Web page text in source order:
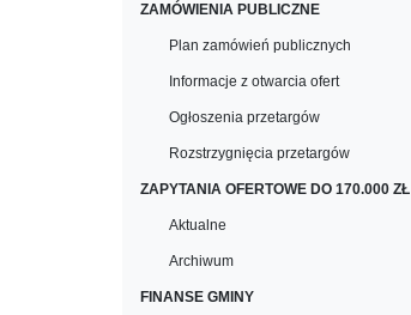
ZAMÓWIENIA PUBLICZNE
Plan zamówień publicznych
Informacje z otwarcia ofert
Ogłoszenia przetargów
Rozstrzygnięcia przetargów
ZAPYTANIA OFERTOWE DO 170.000 ZŁ
Aktualne
Archiwum
FINANSE GMINY